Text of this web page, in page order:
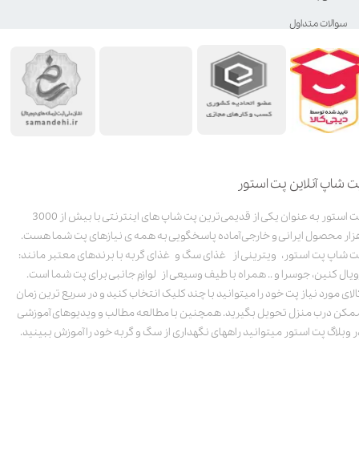
شاپ آنلاین پت استور
پت استور به عنوان یکی از قدیمی‌ترین پت شاپ های اینترنتی با بیش از 3000
محصول ایرانی و خارجی آماده پاسخگویی به همه ی نیازهای پت شما هست.
شاپ پت استور، ویترینی از غذای سگ و غذای گربه با برندهای معتبر مانند:
کنین، جوسرا و .. همراه با طیف وسیعی از لوازم جانبی برای پت شما است.
مورد نیاز پت خود را میتوانید با چند کلیک انتخاب کنید و در سریع ترین زمان
درب منزل تحویل بگیرید. همچنین با مطالعه مطالب و ویدیوهای آموزشی
وبلاگ پت استور میتوانید راههای نگهداری از سگ و گربه خود را آموزش ببینید.
سوالات متداول